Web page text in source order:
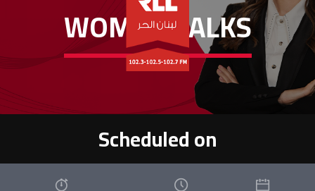
WOMEN TALKS
Scheduled on